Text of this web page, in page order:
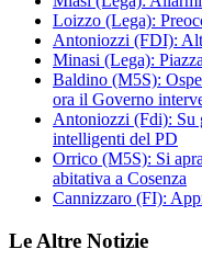
Loizzo (Lega):
Antoniozzi (FDI):
Minasi (Lega):
Baldino (M5S):
ora il Governo
Antoniozzi (Fdi): Su
intelligenti del PD
Orrico (M5S): Si
abitativa a Cosenza
Cannizzaro (FI):
Le Altre Notizie